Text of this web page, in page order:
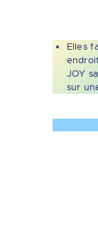
Elles
JOY
sur